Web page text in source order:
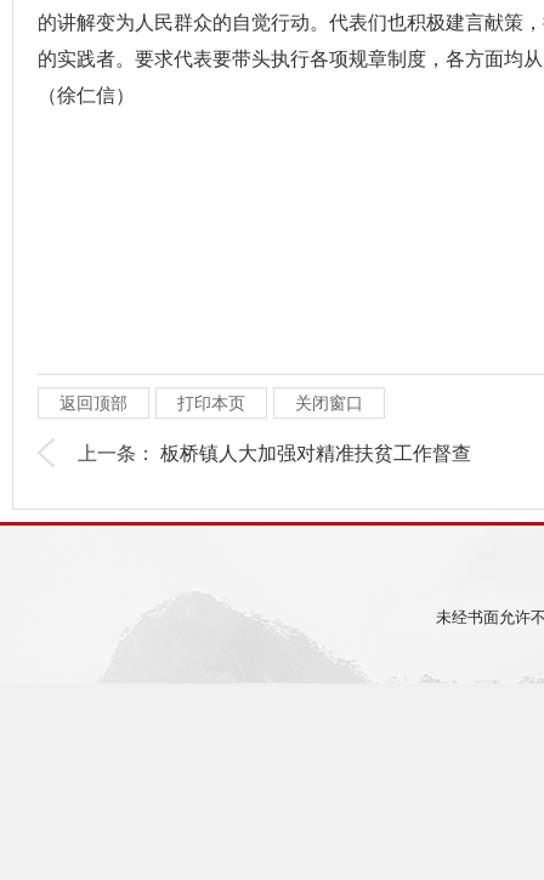
的讲解变为人民群众的自觉行动。代表们也积极建言献策
的实践者。要求代表要带头执行各项规章制度，各方面均
（徐仁信）
返回顶部 打印本页 关闭窗口
上一条： 板桥镇人大加强对精准扶贫工作督查
未经书面允许